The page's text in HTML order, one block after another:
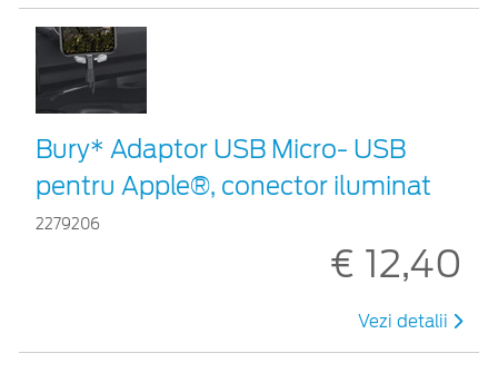
Bury* Adaptor USB Micro- USB
pentru Apple®, conector iluminat
2279206
€ 12,40
Vezi detalii